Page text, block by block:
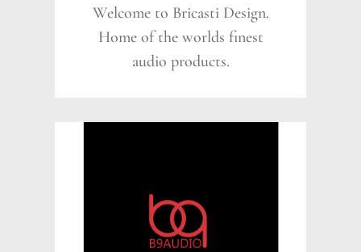
Welcome to Bricasti Design.
Home of the worlds finest
audio products.